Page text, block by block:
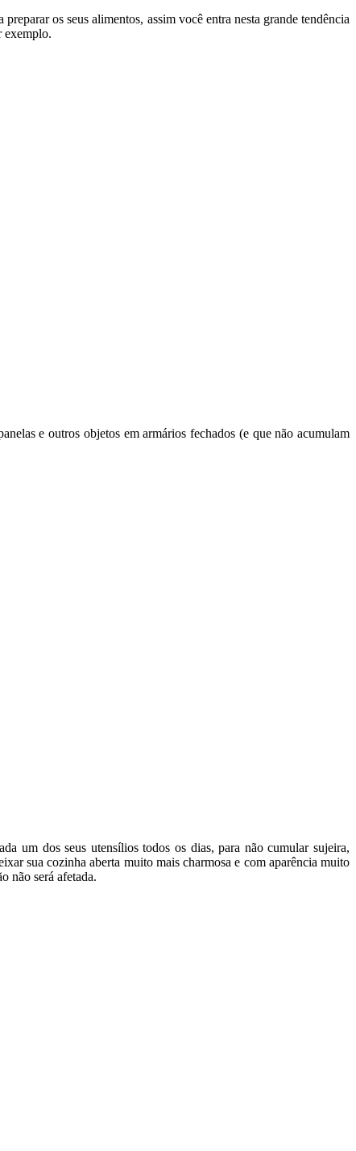
os seus alimentos, assim você entra nesta grande tendência
exemplo.
e outros objetos em armários fechados (e que não acumulam
um dos seus utensílios todos os dias, para não cumular sujeira,
sua cozinha aberta muito mais charmosa e com aparência muito
não será afetada.